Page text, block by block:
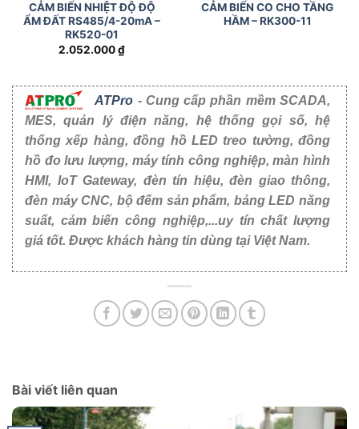
CẢM BIẾN NHIỆT ĐỘ ĐỘ
ẨM ĐẤT RS485/4-20mA –
RK520-01
2.052.000₫
CẢM BIẾN CO CHO TẦNG
HẦM – RK300-11
ATPro - Cung cấp phần mềm SCADA,
MES, quản lý điện năng, hệ thống gọi số, hệ
thống xếp hàng, đồng hồ LED treo tường, đồng
hồ đo lưu lượng, máy tính công nghiệp, màn hình
HMI, IoT Gateway, đèn tín hiệu, đèn giao thông,
đèn máy CNC, bộ đếm sản phẩm, bảng LED năng
suất, cảm biến công nghiệp,...uy tín chất lượng
giá tốt. Được khách hàng tin dùng tại Việt Nam.
Bài viết liên quan